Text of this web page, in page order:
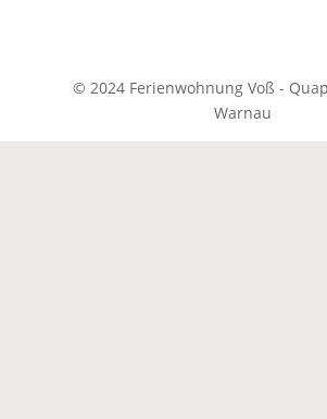
© 2024 Ferienwohnung Voß -
Warnau